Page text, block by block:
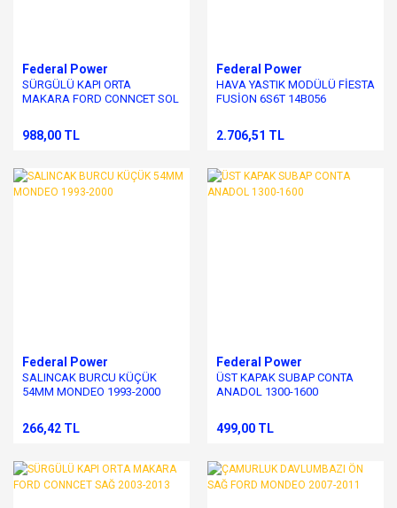
Federal Power
SÜRGÜLÜ KAPI ORTA
MAKARA FORD CONNCET SOL
988,00 TL
Federal Power
HAVA YASTIK MODÜLÜ FİESTA
FUSİON 6S6T 14B056
2.706,51 TL
Federal Power
SALINCAK BURCU KÜÇÜK
54MM MONDEO 1993-2000
266,42 TL
Federal Power
ÜST KAPAK SUBAP CONTA
ANADOL 1300-1600
499,00 TL